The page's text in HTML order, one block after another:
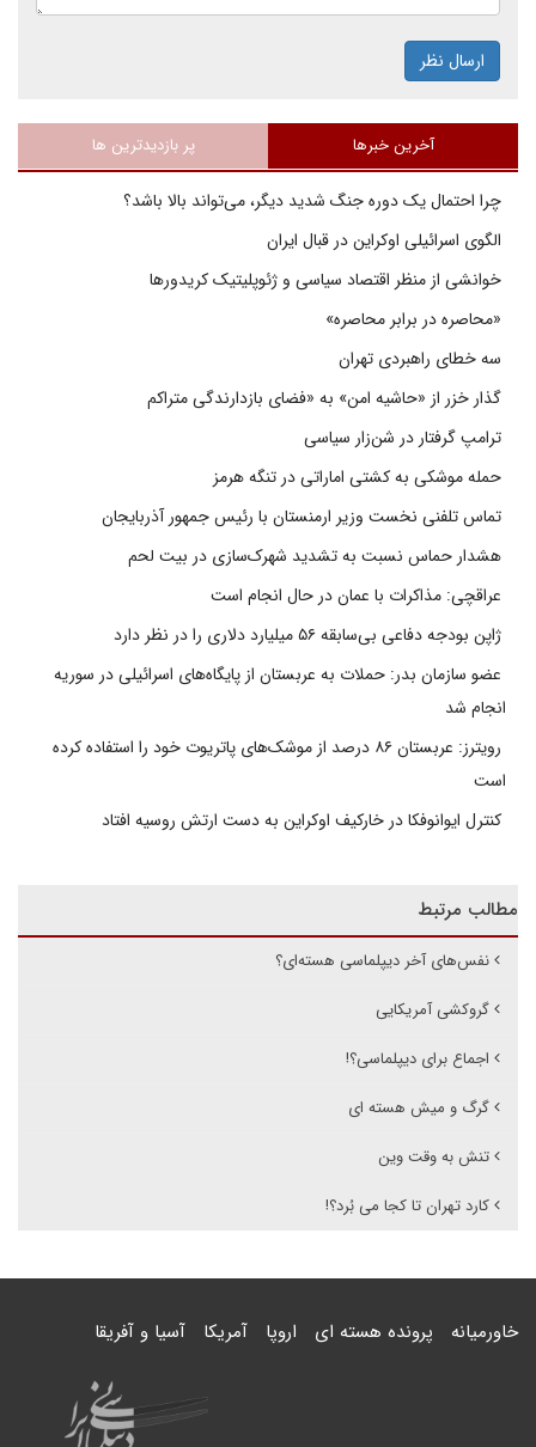
ارسال نظر
آخرین خبرها پر بازدیدترین ها
چرا احتمال یک دوره جنگ شدید دیگر، می‌تواند بالا باشد؟
الگوی اسرائیلی اوکراین در قبال ایران
خوانشی از منظر اقتصاد سیاسی و ژئوپلیتیک کریدورها
«محاصره در برابر محاصره»
سه خطای راهبردی تهران
گذار خزر از «حاشیه امن» به «فضای بازدارندگی متراکم
ترامپ گرفتار در شن‌زار سیاسی
حمله موشکی به کشتی اماراتی در تنگه هرمز
تماس تلفنی نخست وزیر ارمنستان با رئیس جمهور آذربایجان
هشدار حماس نسبت به تشدید شهرک‌سازی در بیت‌ لحم
عراقچی: مذاکرات با عمان در حال انجام است
ژاپن بودجه دفاعی بی‌سابقه ۵۶ میلیارد دلاری را در نظر دارد
عضو سازمان بدر: حملات به عربستان از پایگاه‌های اسرائیلی در سوریه
انجام شد
رویترز: عربستان ۸۶ درصد از موشک‌های پاتریوت خود را استفاده کرده
است
کنترل ایوانوفکا در خارکیف اوکراین به دست ارتش روسیه افتاد
مطالب مرتبط
نفس‌های آخر دیپلماسی هسته‌ای؟
گروکشی آمریکایی
اجماع برای دیپلماسی؟!
گرگ و میش هسته ای
تنش به وقت وین
کارد تهران تا کجا می بُرد؟!
خاورمیانه پرونده هسته ای اروپا آمریکا آسیا و آفریقا